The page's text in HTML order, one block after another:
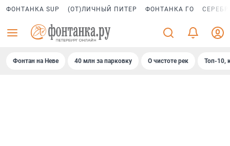
ФОНТАНКА SUP (ОТ)ЛИЧНЫЙ ПИТЕР ФОНТАНКА ГО
Фонтан на Неве 40 млн за парковку О чистоте рек Топ-10,